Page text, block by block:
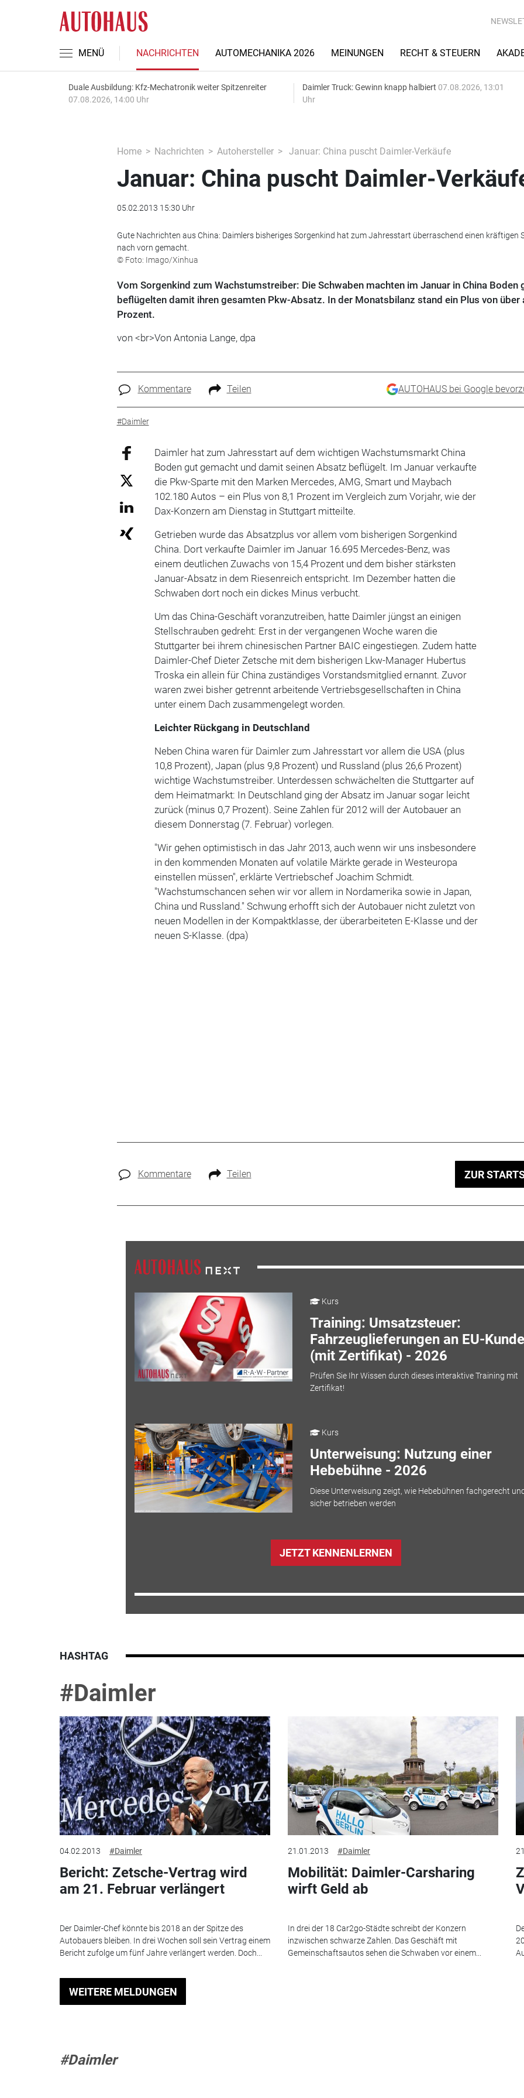
MENÜ NACHRICHTEN AUTOMECHANIKA 2026 MEINUNGEN RECHT & STEUERN
Duale Ausbildung: Kfz-Mechatronik weiter Spitzenreiter
07.08.2026, 14:00 Uhr
Daimler Truck: Gewinn knapp halbiert 07.08.2026, 13:01
Uhr
Home Nachrichten Autohersteller Januar: China puscht Daimler-Verkäufe
Januar: China puscht Daimler-
05.02.2013 15:30 Uhr
Gute Nachrichten aus China: Daimlers bisheriges Sorgenkind hat zum Jahresstart überraschend einen kräftigen
nach vorn gemacht.
© Foto: Imago/Xinhua
Vom Sorgenkind zum Wachstumstreiber: Die Schwaben machten im Januar in China Boden
beflügelten damit ihren gesamten Pkw-Absatz. In der Monatsbilanz stand ein Plus von über
Prozent.
von <br>Von Antonia Lange, dpa
Kommentare Teilen AUTOHAUS bei Google
#Daimler
Daimler hat zum Jahresstart auf dem wichtigen Wachstumsmarkt China
Boden gut gemacht und damit seinen Absatz beflügelt. Im Januar verkaufte
die Pkw-Sparte mit den Marken Mercedes, AMG, Smart und Maybach
102.180 Autos – ein Plus von 8,1 Prozent im Vergleich zum Vorjahr, wie der
Dax-Konzern am Dienstag in Stuttgart mitteilte.
Getrieben wurde das Absatzplus vor allem vom bisherigen Sorgenkind
China. Dort verkaufte Daimler im Januar 16.695 Mercedes-Benz, was
einem deutlichen Zuwachs von 15,4 Prozent und dem bisher stärksten
Januar-Absatz in dem Riesenreich entspricht. Im Dezember hatten die
Schwaben dort noch ein dickes Minus verbucht.
Um das China-Geschäft voranzutreiben, hatte Daimler jüngst an einigen
Stellschrauben gedreht: Erst in der vergangenen Woche waren die
Stuttgarter bei ihrem chinesischen Partner BAIC eingestiegen. Zudem hatte
Daimler-Chef Dieter Zetsche mit dem bisherigen Lkw-Manager Hubertus
Troska ein allein für China zuständiges Vorstandsmitglied ernannt. Zuvor
waren zwei bisher getrennt arbeitende Vertriebsgesellschaften in China
unter einem Dach zusammengelegt worden.
Leichter Rückgang in Deutschland
Neben China waren für Daimler zum Jahresstart vor allem die USA (plus
10,8 Prozent), Japan (plus 9,8 Prozent) und Russland (plus 26,6 Prozent)
wichtige Wachstumstreiber. Unterdessen schwächelten die Stuttgarter auf
dem Heimatmarkt: In Deutschland ging der Absatz im Januar sogar leicht
zurück (minus 0,7 Prozent). Seine Zahlen für 2012 will der Autobauer an
diesem Donnerstag (7. Februar) vorlegen.
"Wir gehen optimistisch in das Jahr 2013, auch wenn wir uns insbesondere
in den kommenden Monaten auf volatile Märkte gerade in Westeuropa
einstellen müssen", erklärte Vertriebschef Joachim Schmidt.
"Wachstumschancen sehen wir vor allem in Nordamerika sowie in Japan,
China und Russland." Schwung erhofft sich der Autobauer nicht zuletzt von
neuen Modellen in der Kompaktklasse, der überarbeiteten E-Klasse und der
neuen S-Klasse. (dpa)
Kommentare Teilen ZUR
Kurs
Training: Umsatzsteuer:
Fahrzeuglieferungen an EU-
(mit Zertifikat) - 2026
Prüfen Sie Ihr Wissen durch dieses interaktive Training mit
Zertifikat!
Kurs
Unterweisung: Nutzung einer
Hebebühne - 2026
Diese Unterweisung zeigt, wie Hebebühnen fachgerecht
sicher betrieben werden
JETZT KENNENLERNEN
HASHTAG
#Daimler
04.02.2013 #Daimler
Bericht: Zetsche-Vertrag wird
am 21. Februar verlängert
Der Daimler-Chef könnte bis 2018 an der Spitze des
Autobauers bleiben. In drei Wochen soll sein Vertrag einem
Bericht zufolge um fünf Jahre verlängert werden. Doch...
21.01.2013 #Daimler
Mobilität: Daimler-Carsharing
wirft Geld ab
In drei der 18 Car2go-Städte schreibt der Konzern
inzwischen schwarze Zahlen. Das Geschäft mit
Gemeinschaftsautos sehen die Schwaben vor einem...
WEITERE MELDUNGEN
#Daimler